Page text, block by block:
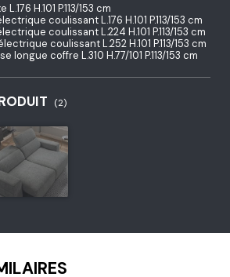
H.101 P.113/153 cm
coulissant L.176 H.101 P.113/153 cm
coulissant L.224 H.101 P.113/153 cm
coulissant L.252 H.101 P.113/153 cm
longue coffre L.310 H.77/101 P.113/153 cm
(2)